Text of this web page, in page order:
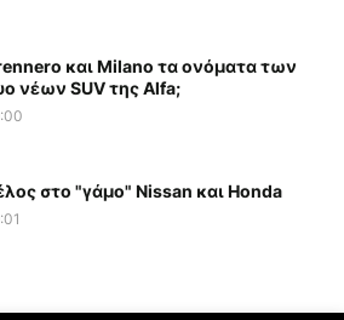
και Milano τα ονόματα των
νέων SUV της Alfa;
στο "γάμο" Nissan και Honda